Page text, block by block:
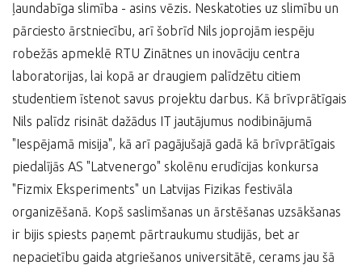
ļaundabīga slimība - asins vēzis. Neskatoties uz slimību un
pārciesto ārstniecību, arī šobrīd Nils joprojām iespēju
robežās apmeklē RTU Zinātnes un inovāciju centra
laboratorijas, lai kopā ar draugiem palīdzētu citiem
studentiem īstenot savus projektu darbus. Kā brīvprātīgais
Nils palīdz risināt dažādus IT jautājumus nodibinājumā
"Iespējamā misija", kā arī pagājušajā gadā kā brīvprātīgais
piedalījās AS "Latvenergo" skolēnu erudīcijas konkursa
"Fizmix Eksperiments" un Latvijas Fizikas festivāla
organizēšanā. Kopš saslimšanas un ārstēšanas uzsākšanas
ir bijis spiests paņemt pārtraukumu studijās, bet ar
nepacietību gaida atgriešanos universitātē, cerams jau šā